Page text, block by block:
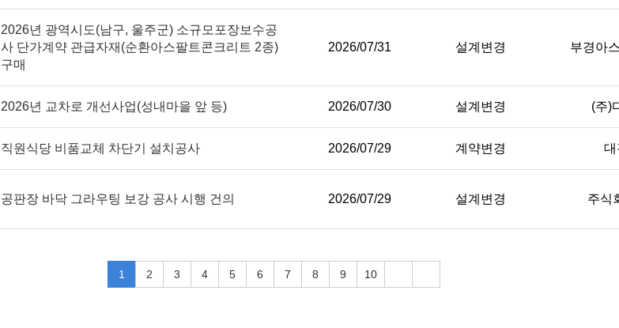
2026년 광역시도(남구, 울주군) 소규모포장보수공
사 단가계약 관급자재(순환아스팔트콘크리트 2종)
구매
2026/07/31 설계변경 부경아
2026년 교차로 개선사업(성내마을 앞 등) 2026/07/30 설계변경 (주)
직원식당 비품교체 차단기 설치공사 2026/07/29 계약변경 대
공판장 바닥 그라우팅 보강 공사 시행 건의 2026/07/29 설계변경 주식
1 2 3 4 5 6 7 8 9 10